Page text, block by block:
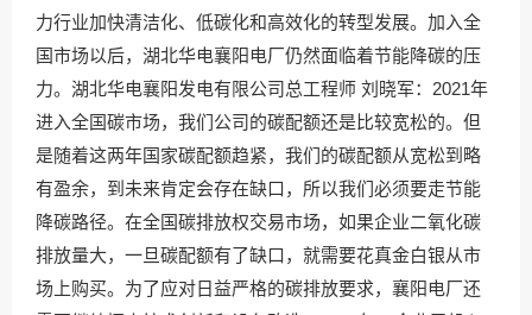
力行业加快清洁化、低碳化和高效化的转型发展。加入全
国市场以后，湖北华电襄阳电厂仍然面临着节能降碳的压
力。湖北华电襄阳发电有限公司总工程师 刘晓军：2021年
进入全国碳市场，我们公司的碳配额还是比较宽松的。但
是随着这两年国家碳配额趋紧，我们的碳配额从宽松到略
有盈余，到未来肯定会存在缺口，所以我们必须要走节能
降碳路径。在全国碳排放权交易市场，如果企业二氧化碳
排放量大，一旦碳配额有了缺口，就需要花真金白银从市
场上购买。为了应对日益严格的碳排放要求，襄阳电厂还